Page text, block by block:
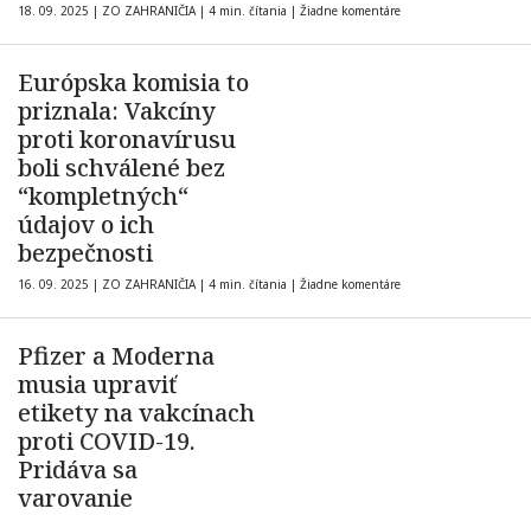
18. 09. 2025 | ZO ZAHRANIČIA | 4 min. čítania | Žiadne komentáre
Európska komisia to
priznala: Vakcíny
proti koronavírusu
boli schválené bez
“kompletných“
údajov o ich
bezpečnosti
16. 09. 2025 | ZO ZAHRANIČIA | 4 min. čítania | Žiadne komentáre
Pfizer a Moderna
musia upraviť
etikety na vakcínach
proti COVID-19.
Pridáva sa
varovanie